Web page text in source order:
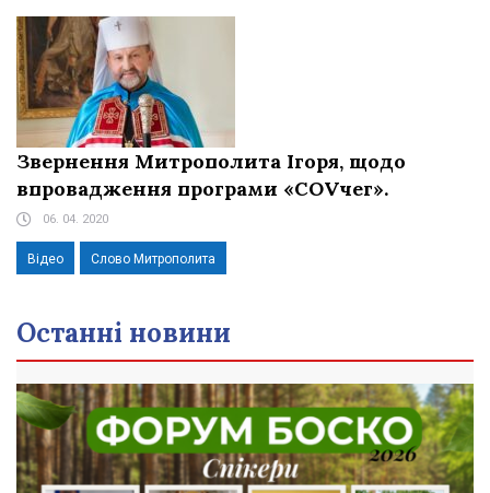
Звернення Митрополита Ігоря, щодо
впровадження програми «COVчег».
06. 04. 2020
Відео Слово Митрополита
Останні новини